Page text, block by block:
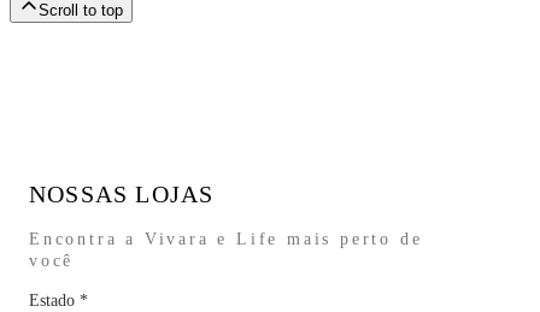
Scroll to top
NOSSAS LOJAS
Encontra a Vivara e Life mais perto de
você
Estado *